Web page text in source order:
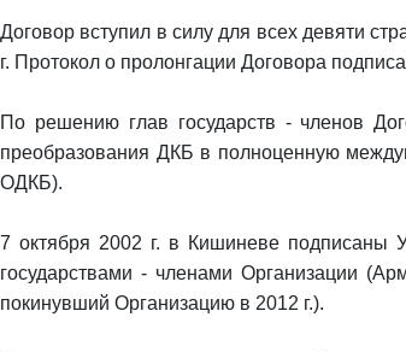
Договор вступил в силу для всех девяти
г. Протокол о пролонгации Договора
По решению глав государств - членов
преобразования ДКБ в полноценную
ОДКБ).
7 октября 2002 г. в Кишиневе подписаны
государствами - членами Организации
покинувший Организацию в 2012 г.).